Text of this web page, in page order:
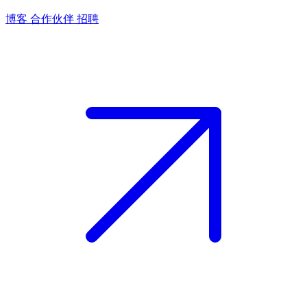
博客 合作伙伴 招聘